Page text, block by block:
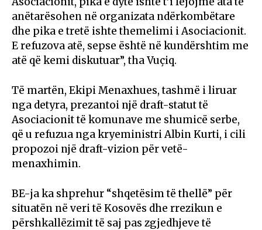
anëtarësohen në organizata ndërkombëtare
dhe pika e tretë ishte themelimi i Asociacionit.
E refuzova atë, sepse është në kundërshtim me
atë që kemi diskutuar”, tha Vuçiq.
Të martën, Ekipi Menaxhues, tashmë i liruar
nga detyra, prezantoi një draft-statut të
Asociacionit të komunave me shumicë serbe,
që u refuzua nga kryeministri Albin Kurti, i cili
propozoi një draft-vizion për vetë-
menaxhimin.
BE-ja ka shprehur “shqetësim të thellë” për
situatën në veri të Kosovës dhe rrezikun e
përshkallëzimit të saj pas zgjedhjeve të